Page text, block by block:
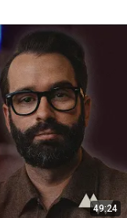
49:24